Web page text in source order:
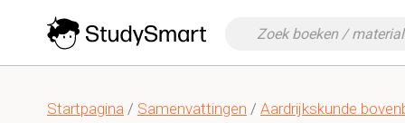
Startpagina / Samenvattingen / Aardrijkskunde